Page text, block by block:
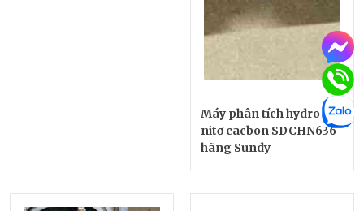
Máy phân tích hydro &
nitơ cacbon SDCHN636
hãng Sundy